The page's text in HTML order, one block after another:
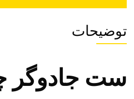
توضیحات
ست جادوگر